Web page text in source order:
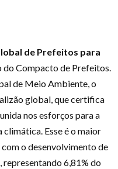
de Prefeitos para
do Compacto de Prefeitos.
de Meio Ambiente, o
global, que certifica
nos esforços para a
Esse é o maior
o desenvolvimento de
6,81% do